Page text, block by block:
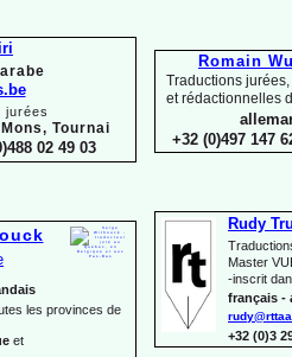
Romain
Traductions
et rédactionnelles
+32 (0)497 147
Rudy
Master
-inscrit
français -
+32 (0)3
arabe
jurées
Tournai
02 49 03
les provinces de
et